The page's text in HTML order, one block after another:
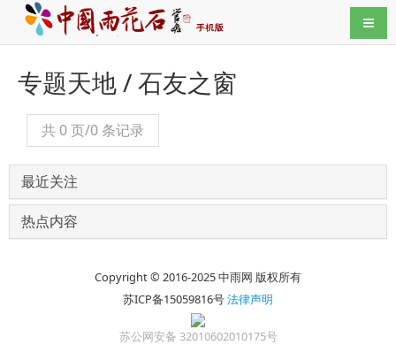
导航
专题天地 / 石友之窗
共 0 页/0 条记录
最近关注
热点内容
Copyright © 2016-2025 中雨网 版权所有
苏ICP备15059816号法律声明
苏公网安备 32010602010175号